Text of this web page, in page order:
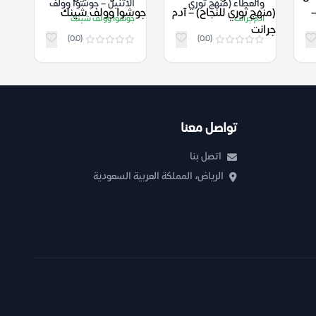
والعطاء (منهج ثوري
للنجاح) – آدم جرانت
آدم جرانت
(0.0)
الاثنين – جوشوا وولف
شينك
جوشوا وولف شينك
(0.0)
تواصل معنا
اتصل بنا
الرياض، المملكة العربية السعودية